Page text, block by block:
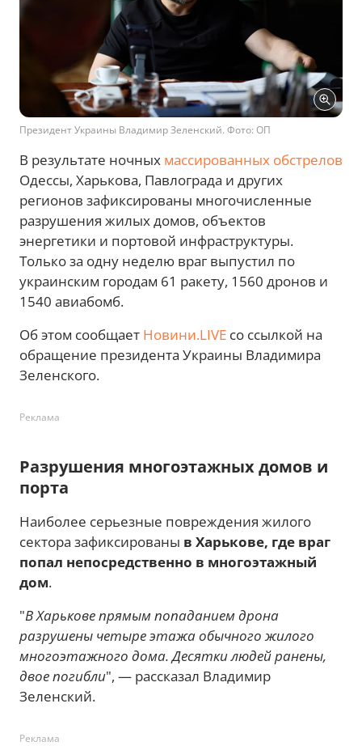
Президент Украины Владимир Зеленский. Фото: ОП
В результате ночных массированных обстрелов
Одессы, Харькова, Павлограда и других
регионов зафиксированы многочисленные
разрушения жилых домов, объектов
энергетики и портовой инфраструктуры.
Только за одну неделю враг выпустил по
украинским городам 61 ракету, 1560 дронов и
1540 авиабомб.
Об этом сообщает Новини.LIVE со ссылкой на
обращение президента Украины Владимира
Зеленского.
Реклама
Разрушения многоэтажных домов и
порта
Наиболее серьезные повреждения жилого
сектора зафиксированы в Харькове, где враг
попал непосредственно в многоэтажный
дом.
"В Харькове прямым попаданием дрона
разрушены четыре этажа обычного жилого
многоэтажного дома. Десятки людей ранены,
двое погибли", — рассказал Владимир
Зеленский.
Реклама